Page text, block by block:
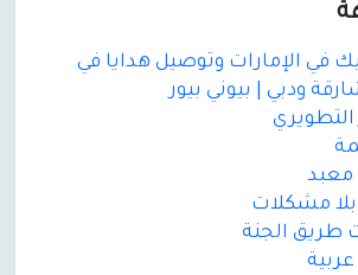
في الإمارات وتوصيل هدايا في
ودبي | بيوني بيور
التطويري
معبد
بلا مشكلات
طريق الجنة